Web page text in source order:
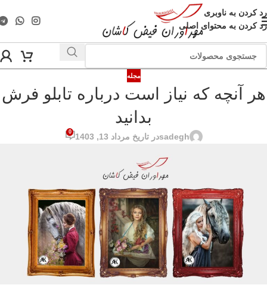
رد کردن به ناوبری
رد کردن به محتوای اصلی
مجله
هر آنچه که نیاز است درباره تابلو فرش
بدانید
sadeghدر تاریخ مرداد 13, 1403 0